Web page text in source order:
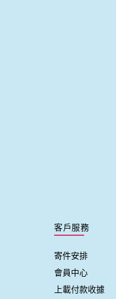
客戶服務
寄件安排
會員中心
上載付款收據